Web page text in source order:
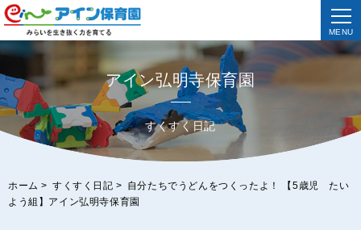
MENU
アイン弘明寺保育園
すくすく日記
ホーム > すくすく日記 > 自分たちでうどんをつくったよ！ 【5歳児 たい
よう組】アイン弘明寺保育園